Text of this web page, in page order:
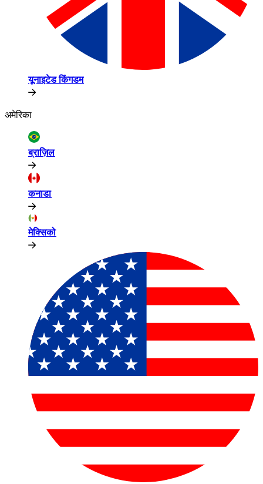
यूनाइटेड किंगडम​​
अमेरिका​​
ब्राज़िल​​
कनाडा​​
मेक्सिको​​